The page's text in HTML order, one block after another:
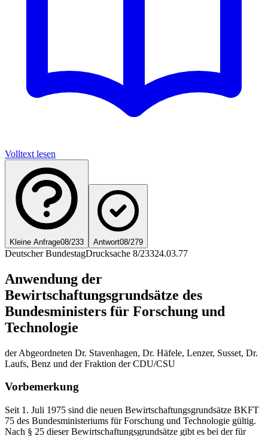
Volltext lesen
Kleine Anfrage08/233 Antwort08/279
Deutscher BundestagDrucksache 8/23324.03.77
Anwendung der
Bewirtschaftungsgrundsätze des
Bundesministers für Forschung und
Technologie
der Abgeordneten Dr. Stavenhagen, Dr. Häfele, Lenzer, Susset, Dr.
Laufs, Benz und der Fraktion der CDU/CSU
Vorbemerkung
Seit 1. Juli 1975 sind die neuen Bewirtschaftungsgrundsätze BKFT
75 des Bundesministeriums für Forschung und Technologie gültig.
Nach § 25 dieser Bewirtschaftungsgrundsätze gibt es bei der für